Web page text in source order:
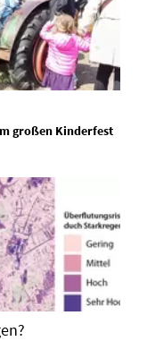
großen Kinderfest